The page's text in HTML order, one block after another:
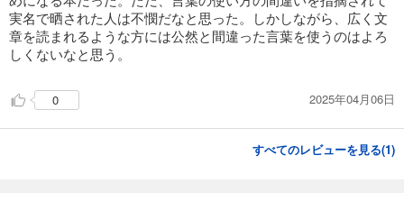
実名で晒された人は不憫だなと思った。しかしながら、広く文
章を読まれるような方には公然と間違った言葉を使うのはよろ
しくないなと思う。
0 2025年04月06日
すべてのレビューを見る(1)